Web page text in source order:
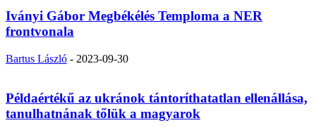
Iványi Gábor Megbékélés Temploma a NER
frontvonala
Bartus László - 2023-09-30
Példaértékű az ukránok tántoríthatatlan ellenállása,
tanulhatnának tőlük a magyarok